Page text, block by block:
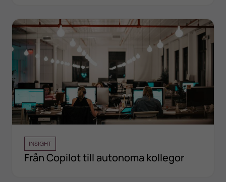
INSIGHT
Från Copilot till autonoma kollegor